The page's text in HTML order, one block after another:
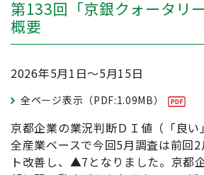
第133回「京銀クォータリ
概要
2026年5月1日～5月15日
全ページ表示（PDF:1.09MB）
京都企業の業況判断ＤＩ値（「良い
全産業ベースで今回5月調査は前回
ト改善し、▲7となりました。京都